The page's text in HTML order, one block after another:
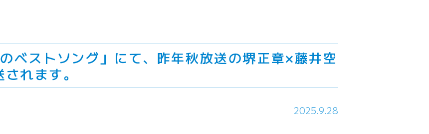
ベストソング」にて、昨年秋放送の堺正章×藤井空
れます。
2025.9.28